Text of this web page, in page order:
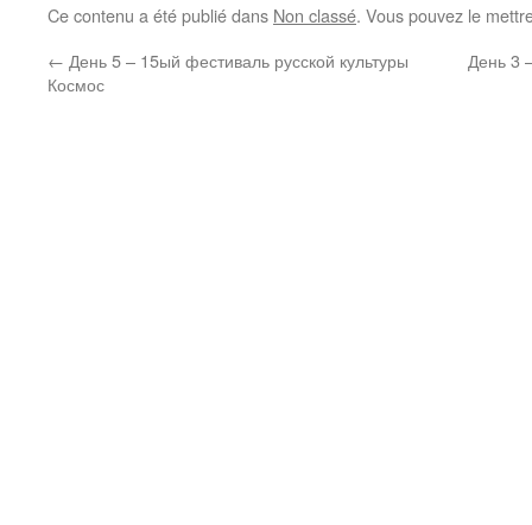
Ce contenu a été publié dans Non classé. Vous pouvez le
← День 5 – 15ый фестиваль русской культуры
Космос
День 3